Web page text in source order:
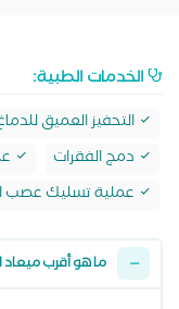
الخدمات الطبية:
التحفيز العميق
دمج الفقرات
عملية تسليك عصب
ما هو أقرب